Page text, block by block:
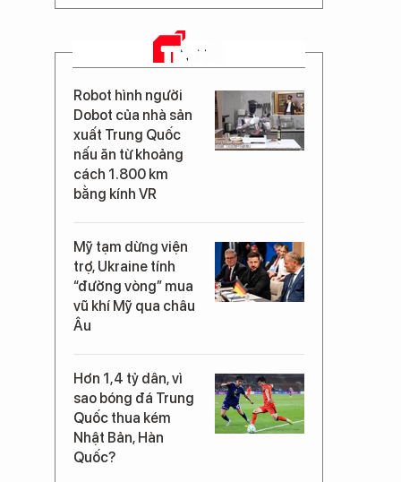
TIN MỚI
Robot hình người
Dobot của nhà sản
xuất Trung Quốc
nấu ăn từ khoảng
cách 1.800 km
bằng kính VR
Mỹ tạm dừng viện
trợ, Ukraine tính
“đường vòng” mua
vũ khí Mỹ qua châu
Âu
Hơn 1,4 tỷ dân, vì
sao bóng đá Trung
Quốc thua kém
Nhật Bản, Hàn
Quốc?